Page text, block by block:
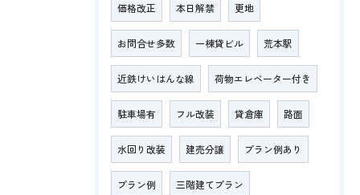
価格改正 本日解禁 更地
お問合せ多数 一棟貸ビル 荒本駅
近鉄けいはんな線 荷物エレベーター付き
駐車場有 フル改装 貸倉庫 路面
水回り改装 建売分譲 プラン例あり
プラン例 三階建てプラン